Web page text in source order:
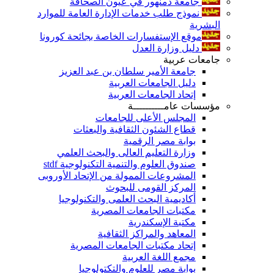
نموذج طلب خدمات الإدارة العامة للموارد
البشرية
موقع الإستفسارات الخاصة بجائحة كورونا
دليل وزارة العدل
جامعات عربية
جامعة الأمير سلطان بن عبد العزيز
دليل الجامعات العربية
إتحاد الجامعات العربية
مؤسسات عامــــــــــة
المجلس الأعلى للجامعات
قطاع الشئون الثقافية والبعثات
بوابة مصر الرقمية
وزارة التعليم العالى والبحث العلمي
صندوق العلوم والتنمية التكنولوجية stdf
المشروعات الممولة من الإتحاد الأوروبى
المركز القومى للبحوث
أكاديمية البحث العلمى والتكنولوجيا
مكتبات الجامعات المصرية
مكتبة الإسكندرية
المعاهد والمراكز الثقافية
إتحاد مكتبات الجامعات المصرية
مجمع اللغة العربية
بوابة مصر للعلوم والتكتولوجيا